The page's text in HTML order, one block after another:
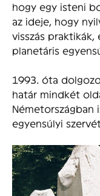
hogy egy isteni
az ideje, hogy
visszás praktikák,
planetáris
1993. óta
határ mindkét
Németországban
egyensúlyi